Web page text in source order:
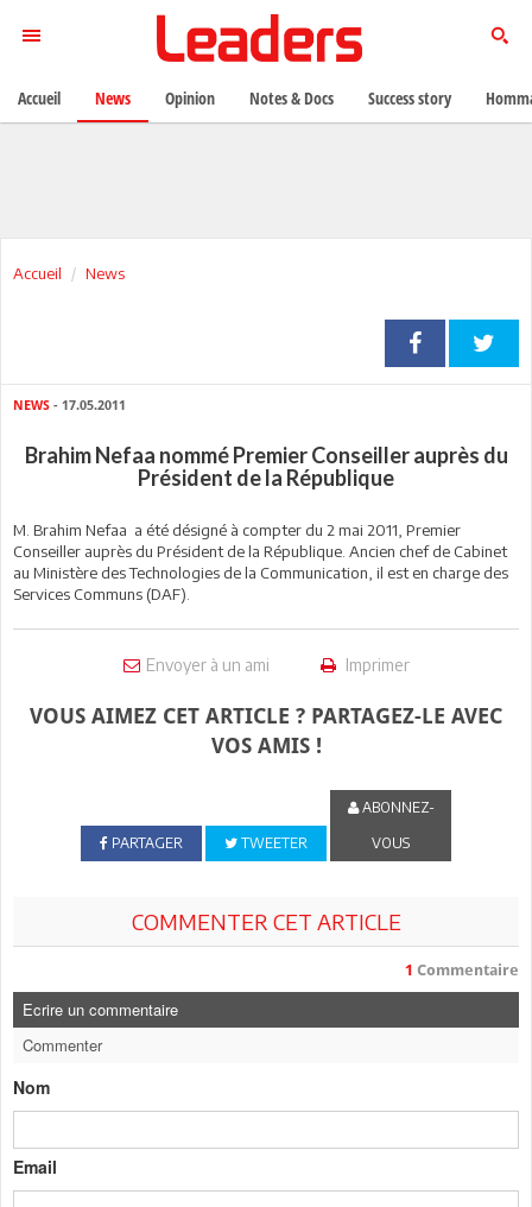
Accueil News
NEWS - 17.05.2011
Brahim Nefaa nommé Premier Conseiller auprès du
Président de la République
M. Brahim Nefaa a été désigné à compter du 2 mai 2011, Premier
Conseiller auprès du Président de la République. Ancien chef de Cabinet
au Ministère des Technologies de la Communication, il est en charge des
Services Communs (DAF).
Envoyer à un ami Imprimer
VOUS AIMEZ CET ARTICLE ? PARTAGEZ-LE AVEC
VOS AMIS !
PARTAGER TWEETER
ABONNEZ-
VOUS
COMMENTER CET ARTICLE
1 Commentaire
Ecrire un commentaire
Commenter
Nom
Email
Accueil News Opinion Notes & Docs Success story